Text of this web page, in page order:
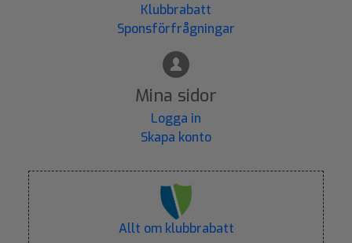
Klubbrabatt
Sponsförfrågningar
Mina sidor
Logga in
Skapa konto
Allt om klubbrabatt